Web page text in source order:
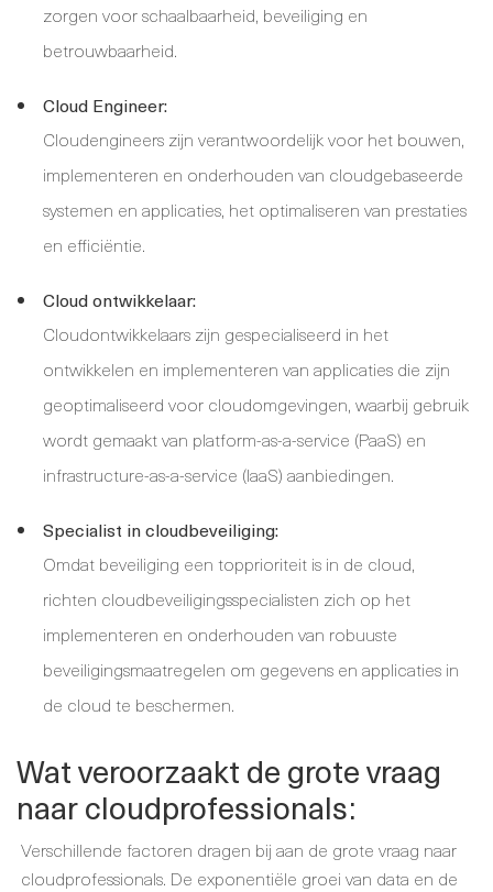
zorgen voor schaalbaarheid, beveiliging en
betrouwbaarheid.
Cloud Engineer:
Cloudengineers zijn verantwoordelijk voor het bouwen,
implementeren en onderhouden van cloudgebaseerde
systemen en applicaties, het optimaliseren van prestaties
en efficiëntie.
Cloud ontwikkelaar:
Cloudontwikkelaars zijn gespecialiseerd in het
ontwikkelen en implementeren van applicaties die zijn
geoptimaliseerd voor cloudomgevingen, waarbij gebruik
wordt gemaakt van platform-as-a-service (PaaS) en
infrastructure-as-a-service (IaaS) aanbiedingen.
Specialist in cloudbeveiliging:
Omdat beveiliging een topprioriteit is in de cloud,
richten cloudbeveiligingsspecialisten zich op het
implementeren en onderhouden van robuuste
beveiligingsmaatregelen om gegevens en applicaties in
de cloud te beschermen.
Wat veroorzaakt de grote vraag
naar cloudprofessionals:
Verschillende factoren dragen bij aan de grote vraag naar
cloudprofessionals. De exponentiële groei van data en de